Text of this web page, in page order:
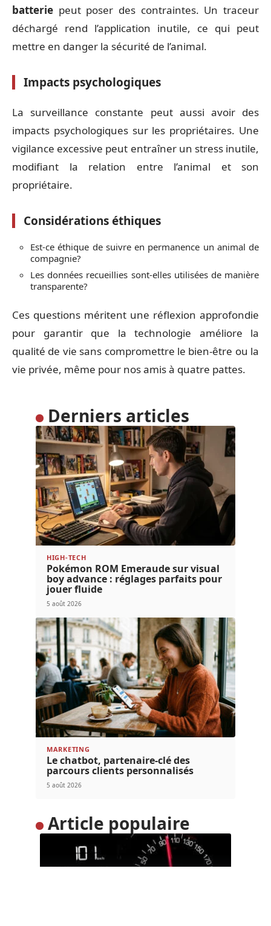
batterie peut poser des contraintes. Un traceur
déchargé rend l’application inutile, ce qui peut
mettre en danger la sécurité de l’animal.
Impacts psychologiques
La surveillance constante peut aussi avoir des
impacts psychologiques sur les propriétaires. Une
vigilance excessive peut entraîner un stress inutile,
modifiant la relation entre l’animal et son
propriétaire.
Considérations éthiques
Est-ce éthique de suivre en permanence un animal de
compagnie?
Les données recueillies sont-elles utilisées de manière
transparente?
Ces questions méritent une réflexion approfondie
pour garantir que la technologie améliore la
qualité de vie sans compromettre le bien-être ou la
vie privée, même pour nos amis à quatre pattes.
Derniers articles
HIGH-TECH
Pokémon ROM Emeraude sur visual
boy advance : réglages parfaits pour
jouer fluide
5 août 2026
MARKETING
Le chatbot, partenaire-clé des
parcours clients personnalisés
5 août 2026
Article populaire
MARKETING